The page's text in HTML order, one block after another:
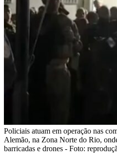
Policiais atuam em operação nas
Alemão, na Zona Norte do Rio,
barricadas e drones - Foto: